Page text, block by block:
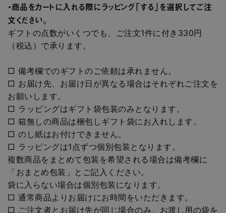
・商品をカートに入れる際にラッピング「する」を選択してご注
文ください。
ギフトの点数がいくつでも、ご注文1件に付き330円
（税込）で承ります。
□ 備考欄でのギフトのご依頼は承れません。
□ お届け先、お届け日が異なる場合はそれぞれご注文を
お願いします。
□ ラッピングはギフト袋包装のみとなります。
□ 箱無しの商品は梱包しギフト袋にお入れします。
□ のし紙はお付けできません。
□ ラッピングは1点ずつ個別包装となります。
複数商品をまとめて包装を希望される場合は備考欄に
「おまとめ包装」とご記入ください。
袋に入らない場合は個別包装になります。
□ 通常商品よりお届けにお時間をいただきます。
□ ご注文者とお届け先が同じ場合のみ、お渡し用の袋を